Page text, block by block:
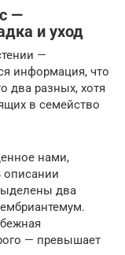
—
и уход
—
информация, что
два разных, хотя
в семейство
нами,
описании
два
— превышает